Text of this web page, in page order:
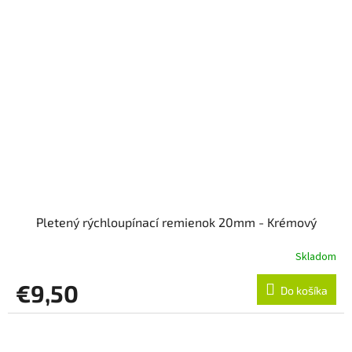
Pletený rýchloupínací remienok 20mm - Krémový
Skladom
€9,50 Do košíka